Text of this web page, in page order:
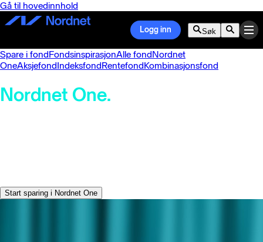
Gå til hovedinnhold
Logg inn Søk
Spare i fondFondsinspirasjonAlle fondNordnet
OneAksjefondIndeksfondRentefondKombinasjonsfond
Nordnet One.
Start sparing i Nordnet One